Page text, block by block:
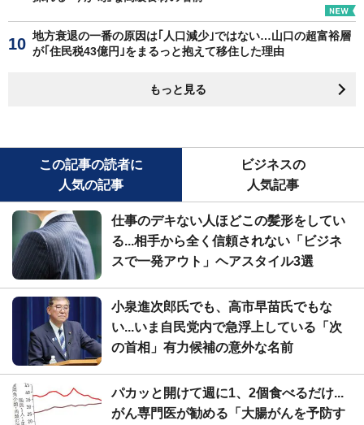
地方衰退の一番の原因は｢人口減少｣ではない…山口の超富裕層
が｢住民税43億円｣をまるっと抱えて移住した理由
もっと見る
この記事の読者に
人気の記事
ビジネスの
人気記事
仕事のデキない人ほどこの髪形をしてい
る...相手から全く信頼されない「ビジネ
スで一発アウト」ヘアスタイル3選
小泉進次郎氏でも、高市早苗氏でもな
い...いま自民党内で急浮上している「次
の首相」有力候補の意外な名前
パカッと開けて週に1、2個食べるだけ...
がん専門医が勧める「大腸がんを予防す